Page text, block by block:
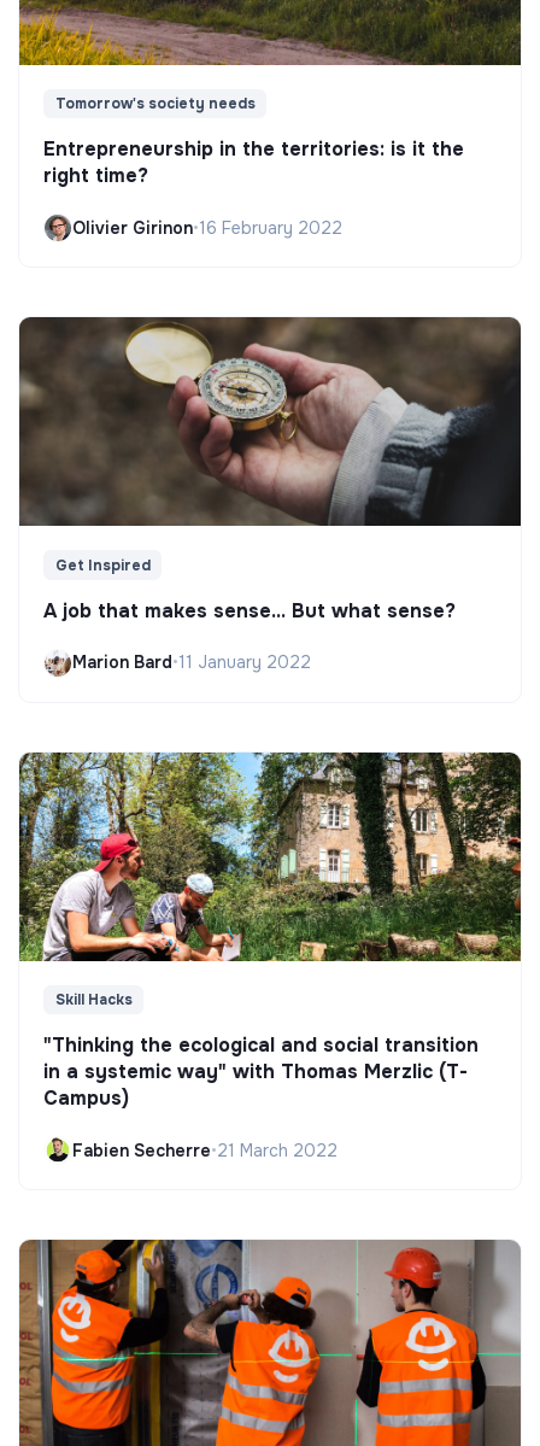
Tomorrow's society needs
Entrepreneurship in the territories: is it the
right time?
Olivier Girinon•16 February 2022
Get Inspired
A job that makes sense... But what sense?
Marion Bard•11 January 2022
Skill Hacks
"Thinking the ecological and social transition
in a systemic way" with Thomas Merzlic (T-
Campus)
Fabien Secherre•21 March 2022